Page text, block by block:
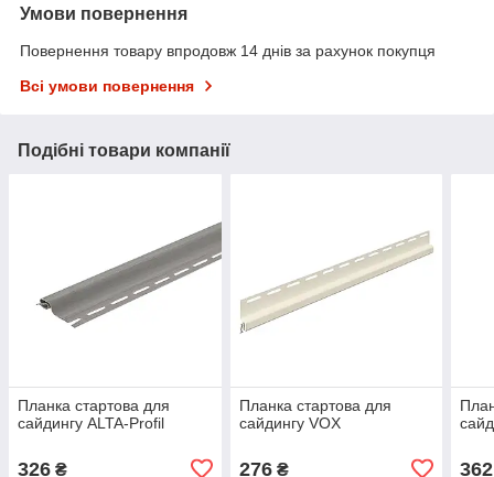
Умови повернення
Повернення товару впродовж 14 днів за рахунок покупця
Всі умови повернення
Подібні товари компанії
Планка стартова для
сайдингу ALTA-Profil
326 ₴
Планка стартова для
сайдингу VOX
276₴ 362